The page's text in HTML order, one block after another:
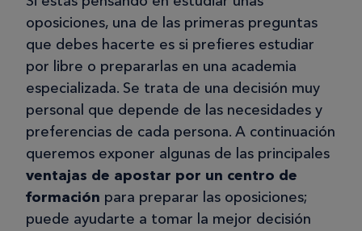
oposiciones, una de las primeras preguntas
que debes hacerte es si prefieres estudiar
por libre o prepararlas en una academia
especializada. Se trata de una decisión muy
personal que depende de las necesidades y
preferencias de cada persona. A continuación
queremos exponer algunas de las principales
ventajas de apostar por un centro de
formación para preparar las oposiciones;
puede ayudarte a tomar la mejor decisión